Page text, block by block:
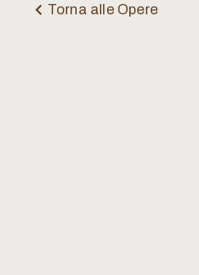
Torna alle Opere